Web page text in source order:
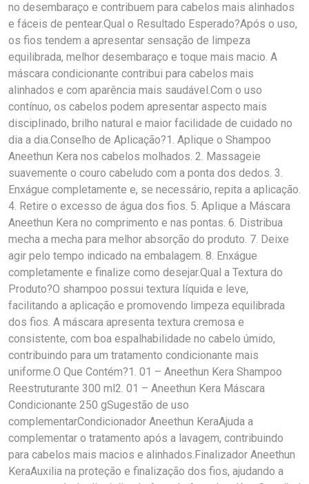
no desembaraço e contribuem para cabelos mais alinhados
e fáceis de pentear.Qual o Resultado Esperado?Após o uso,
os fios tendem a apresentar sensação de limpeza
equilibrada, melhor desembaraço e toque mais macio. A
máscara condicionante contribui para cabelos mais
alinhados e com aparência mais saudável.Com o uso
contínuo, os cabelos podem apresentar aspecto mais
disciplinado, brilho natural e maior facilidade de cuidado no
dia a dia.Conselho de Aplicação?1. Aplique o Shampoo
Aneethun Kera nos cabelos molhados. 2. Massageie
suavemente o couro cabeludo com a ponta dos dedos. 3.
Enxágue completamente e, se necessário, repita a aplicação.
4. Retire o excesso de água dos fios. 5. Aplique a Máscara
Aneethun Kera no comprimento e nas pontas. 6. Distribua
mecha a mecha para melhor absorção do produto. 7. Deixe
agir pelo tempo indicado na embalagem. 8. Enxágue
completamente e finalize como desejar.Qual a Textura do
Produto?O shampoo possui textura líquida e leve,
facilitando a aplicação e promovendo limpeza equilibrada
dos fios. A máscara apresenta textura cremosa e
consistente, com boa espalhabilidade no cabelo úmido,
contribuindo para um tratamento condicionante mais
uniforme.O Que Contém?1. 01 – Aneethun Kera Shampoo
Reestruturante 300 ml2. 01 – Aneethun Kera Máscara
Condicionante 250 gSugestão de uso
complementarCondicionador Aneethun KeraAjuda a
complementar o tratamento após a lavagem, contribuindo
para cabelos mais macios e alinhados.Finalizador Aneethun
KeraAuxilia na proteção e finalização dos fios, ajudando a